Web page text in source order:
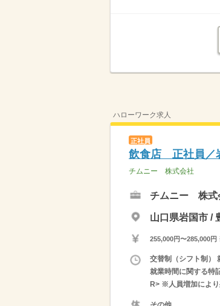
ハローワーク求人
正社員
飲食店 正社員／
チムニー 株式会社
チムニー 株式
山口県岩国市 /
255,000円〜285,000
交替制（シフト制）
就業時間に関する特
R> ※人員増加により